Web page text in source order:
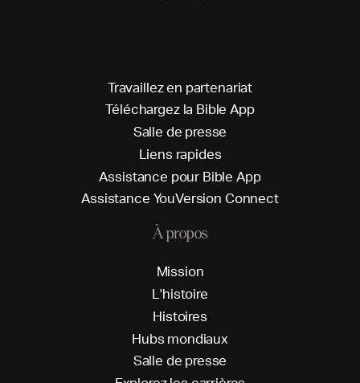
Travaillezen partenariat
Téléchargez la Bible App
Salle de presse
L iens rapides
Assistance pour Bible App
Assistance YouVersion Connect
À propos
Mission
L'histoire
Histoires
Hubs mondiaux
Salle de presse